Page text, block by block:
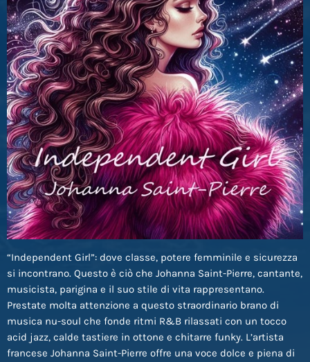
“Independent Girl”: dove classe, potere femminile e sicurezza
si incontrano. Questo è ciò che Johanna Saint-Pierre, cantante,
musicista, parigina e il suo stile di vita rappresentano.
Prestate molta attenzione a questo straordinario brano di
musica nu-soul che fonde ritmi R&B rilassati con un tocco
acid jazz, calde tastiere in ottone e chitarre funky. L’artista
francese Johanna Saint-Pierre offre una voce dolce e piena di